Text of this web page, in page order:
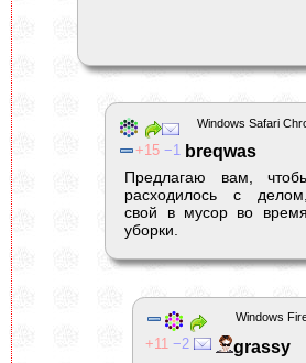
Windows Safari
15 1 breqwas
Предлагаю вам,
расходилось с
свой в мусор во
уборки.
Windows
11 2 grassy